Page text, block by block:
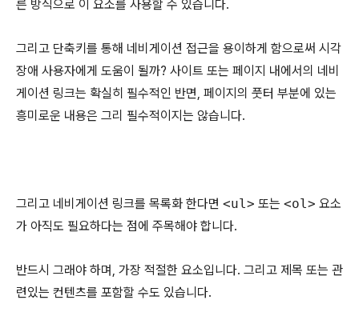
른 방식으로 이 요소를 사용할 수 있습니다.
그리고 단축키를 통해 네비게이션 접근을 용이하게 함으로써 시각
장애 사용자에게 도움이 될까? 사이트 또는 페이지 내에서의 네비
게이션 링크는 확실히 필수적인 반면, 페이지의 풋터 부분에 있는
흥미로운 내용은 그리 필수적이지는 않습니다.
그리고 네비게이션 링크를 목록화 한다면 <ul> 또는 <ol> 요소
가 아직도 필요하다는 점에 주목해야 합니다.
반드시 그래야 하며, 가장 적절한 요소입니다. 그리고 제목 또는 관
련있는 컨텐츠를 포함할 수도 있습니다.